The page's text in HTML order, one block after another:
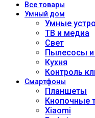
Всетовары
Умный дом
Умные
ТВ и медиа
Свет
Пылесосы и
Кухня
Контроль
Смартфоны
Планшеты
Кнопочные
Xiaomi